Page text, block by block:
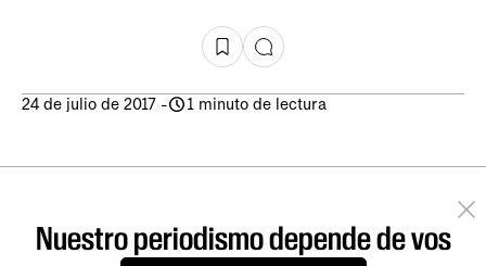
24 de julio de 2017 - 1 minuto de lectura
Nuestro periodismo depende de vos